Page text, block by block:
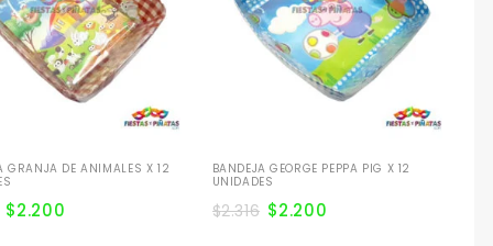
GRANJA DE ANIMALES X 12
$2.200
BANDEJA GEORGE PEPPA PIG X 12
UNIDADES
$2.316 $2.200